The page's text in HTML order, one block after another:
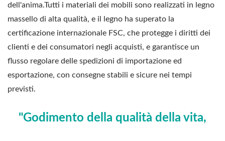
dell'anima.Tutti i materiali dei mobili sono realizzati in legno
massello di alta qualità, e il legno ha superato la
certificazione internazionale FSC, che protegge i diritti dei
clienti e dei consumatori negli acquisti, e garantisce un
flusso regolare delle spedizioni di importazione ed
esportazione, con consegne stabili e sicure nei tempi
previsti.
"Godimento della qualità della vita,